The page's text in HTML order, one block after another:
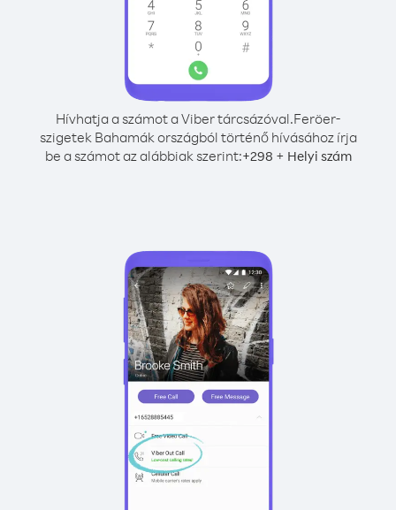
Hívhatja a számot a Viber tárcsázóval.Feröer-
szigetek Bahamák országból történő hívásához írja
be a számot az alábbiak szerint:+298 + Helyi szám